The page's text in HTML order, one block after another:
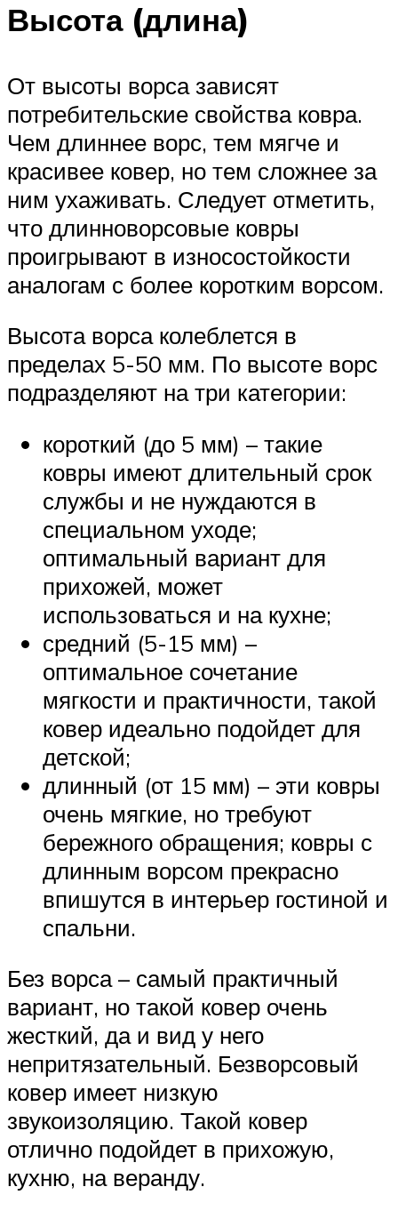
Высота (длина)
От высоты ворса зависят
потребительские свойства ковра.
Чем длиннее ворс, тем мягче и
красивее ковер, но тем сложнее за
ним ухаживать. Следует отметить,
что длинноворсовые ковры
проигрывают в износостойкости
аналогам с более коротким ворсом.
Высота ворса колеблется в
пределах 5-50 мм. По высоте ворс
подразделяют на три категории:
короткий (до 5 мм) – такие
ковры имеют длительный срок
службы и не нуждаются в
специальном уходе;
оптимальный вариант для
прихожей, может
использоваться и на кухне;
средний (5-15 мм) –
оптимальное сочетание
мягкости и практичности, такой
ковер идеально подойдет для
детской;
длинный (от 15 мм) – эти ковры
очень мягкие, но требуют
бережного обращения; ковры с
длинным ворсом прекрасно
впишутся в интерьер гостиной и
спальни.
Без ворса – самый практичный
вариант, но такой ковер очень
жесткий, да и вид у него
непритязательный. Безворсовый
ковер имеет низкую
звукоизоляцию. Такой ковер
отлично подойдет в прихожую,
кухню, на веранду.